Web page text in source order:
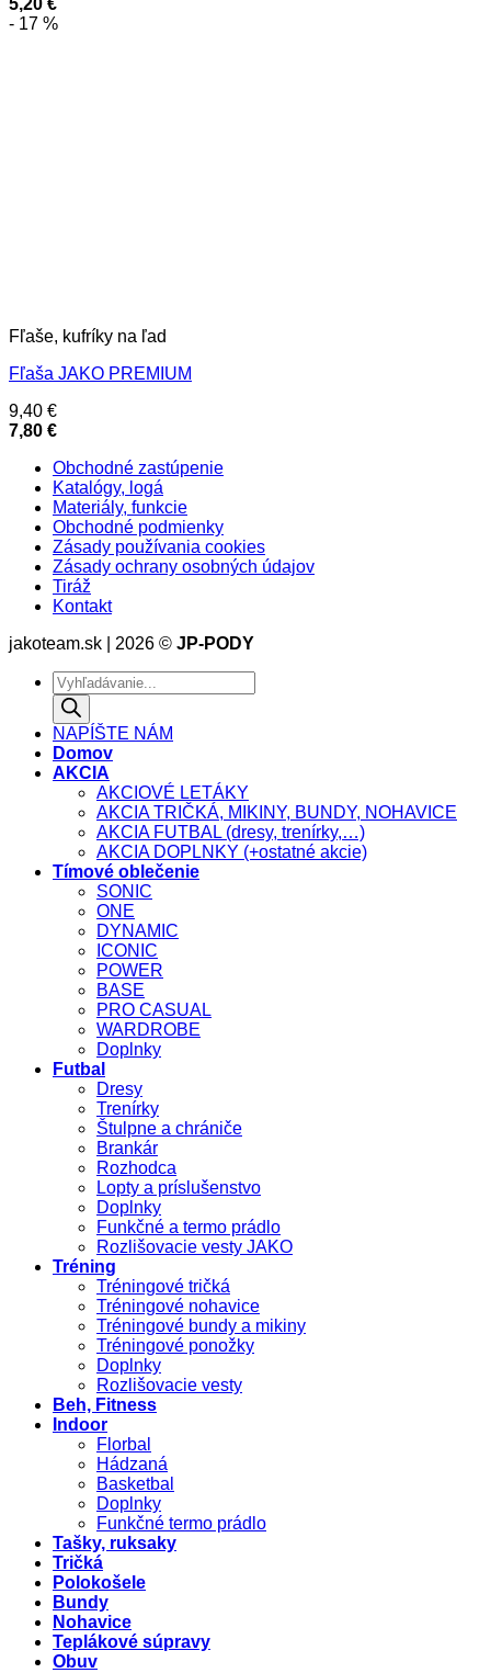
5,20 €
- 17 %
Fľaše, kufríky na ľad
Fľaša JAKO PREMIUM
9,40 €
7,80 €
Obchodné zastúpenie
Katalógy, logá
Materiály, funkcie
Obchodné podmienky
Zásady používania cookies
Zásady ochrany osobných údajov
Tiráž
Kontakt
jakoteam.sk | 2026 © JP-PODY
Products
search
NAPÍŠTE NÁM
Domov
AKCIA
AKCIOVÉ LETÁKY
AKCIA TRIČKÁ, MIKINY, BUNDY, NOHAVICE
AKCIA FUTBAL (dresy, trenírky,…)
AKCIA DOPLNKY (+ostatné akcie)
Tímové oblečenie
SONIC
ONE
DYNAMIC
ICONIC
POWER
BASE
PRO CASUAL
WARDROBE
Doplnky
Futbal
Dresy
Trenírky
Štulpne a chrániče
Brankár
Rozhodca
Lopty a príslušenstvo
Doplnky
Funkčné a termo prádlo
Rozlišovacie vesty JAKO
Tréning
Tréningové tričká
Tréningové nohavice
Tréningové bundy a mikiny
Tréningové ponožky
Doplnky
Rozlišovacie vesty
Beh, Fitness
Indoor
Florbal
Hádzaná
Basketbal
Doplnky
Funkčné termo prádlo
Tašky, ruksaky
Tričká
Polokošele
Bundy
Nohavice
Teplákové súpravy
Obuv